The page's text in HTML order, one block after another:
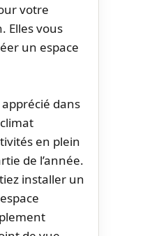
votre
Elles vous
un espace
dans
en plein
de l’année.
installer un